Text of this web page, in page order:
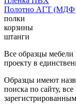
Полотно АГТ
полки
корзины
штанги
Все образцы
проекту в
Образцы имеют
поиска по сайту,